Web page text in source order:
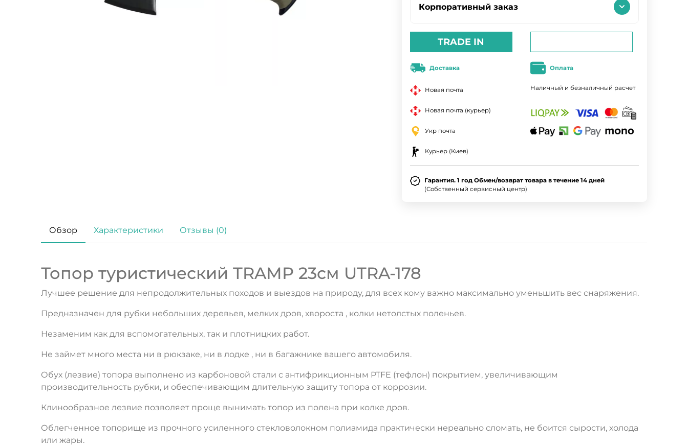
Корпоративный заказ
TRADE IN
Доставка
Новая почта
Новая почта (курьер)
Укр почта
Курьер (Киев)
Оплата
Наличный и безналичный расчет
Гарантия. 1 год Обмен/возврат товара в течение 14 дней
(Собственный сервисный центр)
Обзор Характеристики Отзывы (0)
Топор туристический TRAMP 23см UTRA-178
Лучшее решение для непродолжительных походов и выездов на природу, для всех кому важно максимально уменьшить вес снаряжения.
Предназначен для рубки небольших деревьев, мелких дров, хвороста , колки нетолстых поленьев.
Незаменим как для вспомогательных, так и плотницких работ.
Не займет много места ни в рюкзаке, ни в лодке , ни в багажнике вашего автомобиля.
Обух (лезвие) топора выполнено из карбоновой стали с антифрикционным PTFE (тефлон) покрытием, увеличивающим
производительность рубки, и обеспечивающим длительную защиту топора от коррозии.
Клинообразное лезвие позволяет проще вынимать топор из полена при колке дров.
Облегченное топорище из прочного усиленного стекловолокном полиамида практически нереально сломать, не боится сырости, холода
или жары.